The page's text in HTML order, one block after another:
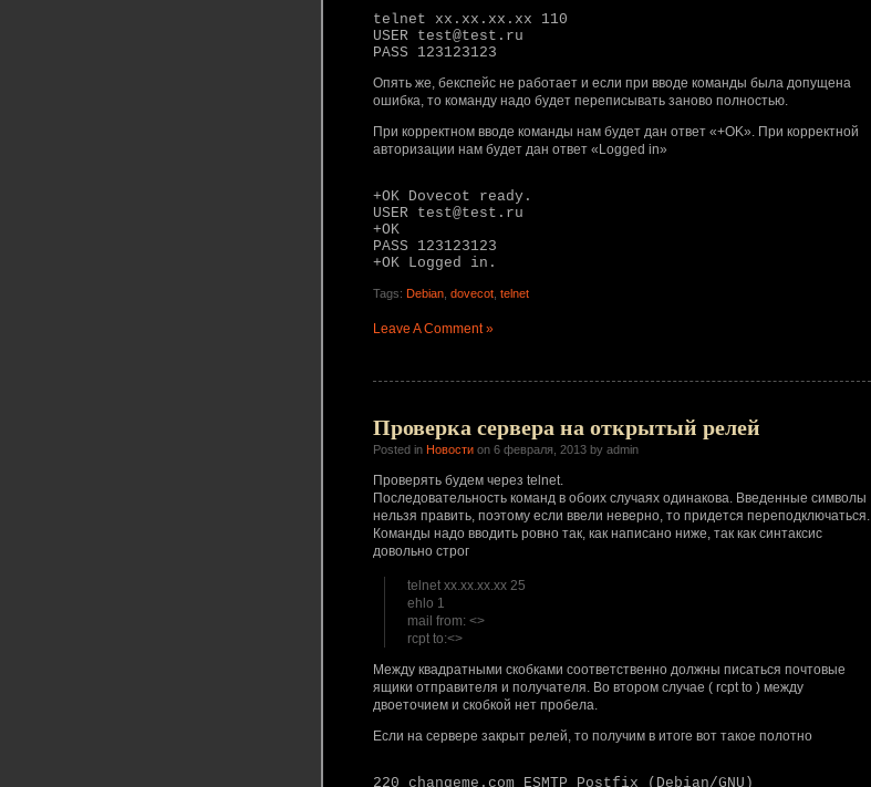
telnet xx.xx.xx.xx 110
USER test@test.ru
PASS 123123123
Опять же, бекспейс не работает и если при вводе команды была допущена
ошибка, то команду надо будет переписывать заново полностью.
При корректном вводе команды нам будет дан ответ «+OK». При корректной
авторизации нам будет дан ответ «Logged in»
+OK Dovecot ready.
USER test@test.ru
+OK
PASS 123123123
+OK Logged in.
Tags: Debian dovecot telnet
Leave A Comment »
Проверка сервера на открытый релей
Posted in Новости on 6 февраля, 2013 by admin
Проверять будем через telnet.
Последовательность команд в обоих случаях одинакова. Введенные символы
нельзя править, поэтому если ввели неверно, то придется переподключаться.
Команды надо вводить ровно так, как написано ниже, так как синтаксис
довольно строг
telnet xx.xx.xx.xx 25
ehlo 1
mail from: <>
rcpt to:<>
Между квадратными скобками соответственно должны писаться почтовые
ящики отправителя и получателя. Во втором случае ( rcpt to ) между
двоеточием и скобкой нет пробела.
Если на сервере закрыт релей, то получим в итоге вот такое полотно
220 changeme.com ESMTP Postfix (Debian/GNU)